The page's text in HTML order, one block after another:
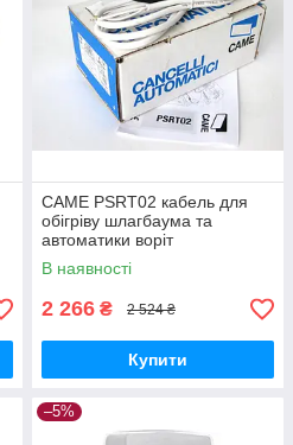
CAME PSRT02 кабель для
обігріву шлагбаума та
автоматики воріт
В наявності
2 266 ₴ 2 524 ₴
Купити
–5%